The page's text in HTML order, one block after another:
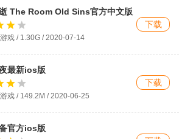
The Room Old Sins官方中文版
游
游戏 / 1.30G / 2020-07-14
下载
最新ios版
游戏 / 149.2M / 2020-06-25
下载
官方ios版